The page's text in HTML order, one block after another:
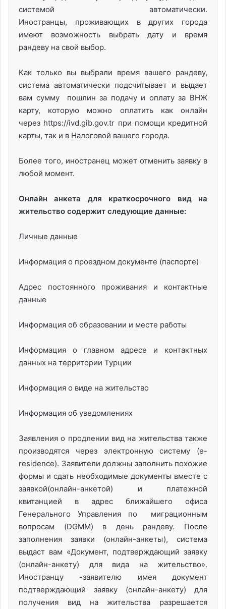
системой автоматически.
Иностранцы, проживающих в других города
имеют возможность выбрать дату и время
рандеву на свой выбор.
Как только вы выбрали время вашего рандеву,
система автоматически подсчитывает и выдает
вам сумму пошлин за подачу и оплату за ВНЖ
карту, которую можно оплатить как онлайн
через https://ivd.gib.gov.tr при помощи кредитной
карты, так и в Налоговой вашего города.
Более того, иностранец может отменить заявку в
любой момент.
Онлайн анкета для краткосрочного вид на
жительство содержит следующие данные:
Личные данные
Информация о проездном документе (паспорте)
Адрес постоянного проживания и контактные
данные
Информация об образовании и месте работы
Информация о главном адресе и контактных
данных на территории Турции
Информация о виде на жительство
Информация об уведомлениях
Заявления о продлении вид на жительства также
производятся через электронную систему (e-
residence). Заявители должны заполнить похожие
формы и сдать необходимые документы вместе с
заявкой(онлайн-анкетой) и платежной
квитанцией в адрес ближайшего офиса
Генерального Управления по миграционным
вопросам (DGMM) в день рандеву. После
заполнения заявки (онлайн-анкеты), система
выдаст вам «Документ, подтверждающий заявку
(онлайн-анкету) для вида на жительство».
Иностранцу -заявителю имея документ
подтверждающий заявку (онлайн-анкету) для
получения вид на жительства разрешается